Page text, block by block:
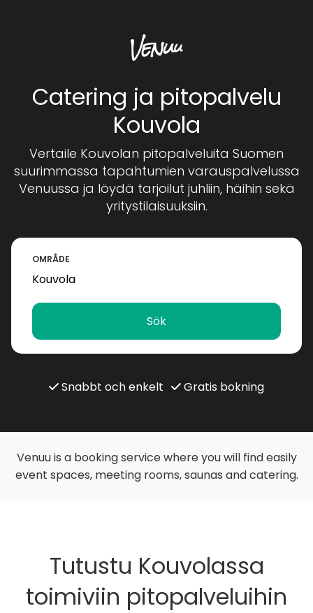
Catering ja pitopalvelu
Kouvola
Vertaile Kouvolan pitopalveluita Suomen
suurimmassa tapahtumien varauspalvelussa
Venuussa ja löydä tarjoilut juhliin, häihin sekä
yritystilaisuuksiin.
OMRÅDE
Sök
Snabbt och enkelt Gratis bokning
Venuu is a booking service where you will find easily
event spaces, meeting rooms, saunas and catering.
Tutustu Kouvolassa
toimiviin pitopalveluihin